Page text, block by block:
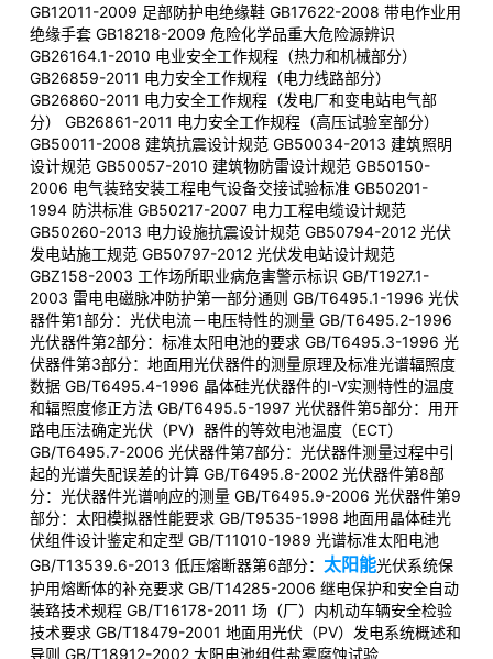
GB12011-2009 足部防护电绝缘鞋 GB17622-2008 带电作业用
绝缘手套 GB18218-2009 危险化学品重大危险源辨识
GB26164.1-2010 电业安全工作规程（热力和机械部分）
GB26859-2011 电力安全工作规程（电力线路部分）
GB26860-2011 电力安全工作规程（发电厂和变电站电气部
分） GB26861-2011 电力安全工作规程（高压试验室部分）
GB50011-2008 建筑抗震设计规范 GB50034-2013 建筑照明
设计规范 GB50057-2010 建筑物防雷设计规范 GB50150-
2006 电气装臵安装工程电气设备交接试验标准 GB50201-
1994 防洪标准 GB50217-2007 电力工程电缆设计规范
GB50260-2013 电力设施抗震设计规范 GB50794-2012 光伏
发电站施工规范 GB50797-2012 光伏发电站设计规范
GBZ158-2003 工作场所职业病危害警示标识 GB/T1927.1-
2003 雷电电磁脉冲防护第一部分通则 GB/T6495.1-1996 光伏
器件第1部分：光伏电流－电压特性的测量 GB/T6495.2-1996
光伏器件第2部分：标准太阳电池的要求 GB/T6495.3-1996 光
伏器件第3部分：地面用光伏器件的测量原理及标准光谱辐照度
数据 GB/T6495.4-1996 晶体硅光伏器件的I-V实测特性的温度
和辐照度修正方法 GB/T6495.5-1997 光伏器件第5部分：用开
路电压法确定光伏（PV）器件的等效电池温度（ECT）
GB/T6495.7-2006 光伏器件第7部分：光伏器件测量过程中引
起的光谱失配误差的计算 GB/T6495.8-2002 光伏器件第8部
分：光伏器件光谱响应的测量 GB/T6495.9-2006 光伏器件第9
部分：太阳模拟器性能要求 GB/T9535-1998 地面用晶体硅光
伏组件设计鉴定和定型 GB/T11010-1989 光谱标准太阳电池
GB/T13539.6-2013 低压熔断器第6部分： 太阳能光伏系统保
护用熔断体的补充要求 GB/T14285-2006 继电保护和安全自动
装臵技术规程 GB/T16178-2011 场（厂）内机动车辆安全检验
技术要求 GB/T18479-2001 地面用光伏（PV）发电系统概述和
导则 GB/T18912-2002 太阳电池组件盐雾腐蚀试验